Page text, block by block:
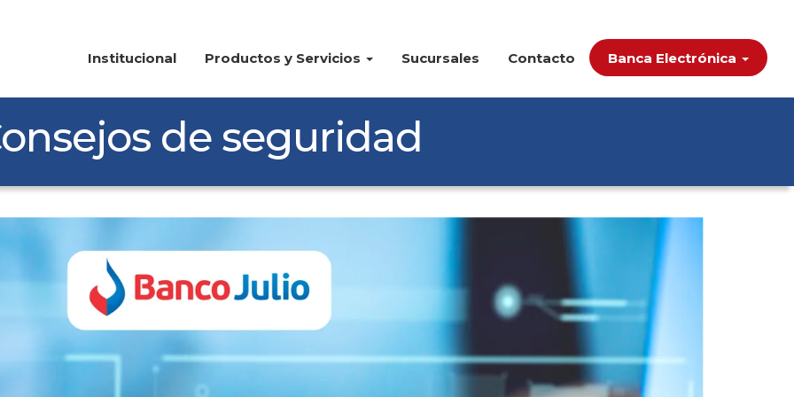
Institucional Productos y Servicios Sucursales Contacto Banca Electrónica
de seguridad